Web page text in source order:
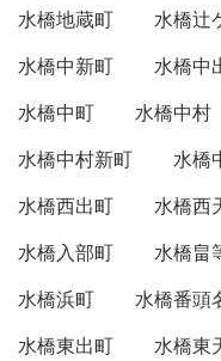
水橋地蔵町
水橋辻
水橋中新町
水橋中
水橋中町
水橋中村
水橋中村新町
水橋
水橋西出町
水橋西
水橋入部町
水橋畠
水橋浜町
水橋番頭
水橋東出町
水橋東